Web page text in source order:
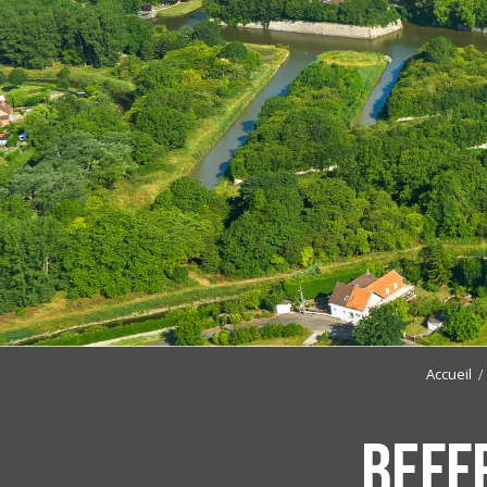
Accueil